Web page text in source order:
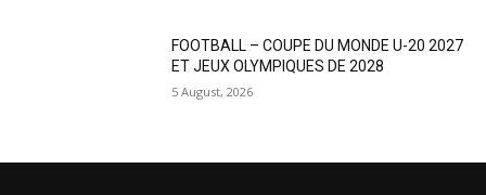
FOOTBALL – COUPE DU MONDE U-20 2027
ET JEUX OLYMPIQUES DE 2028
5 August, 2026